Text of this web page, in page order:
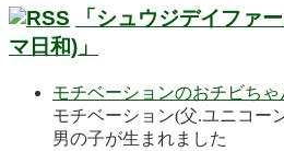
「シュウジデイファ
マ日和)」
モチベーションのおチビちゃ
モチベーション(父.ユニコー
男の子が生まれました